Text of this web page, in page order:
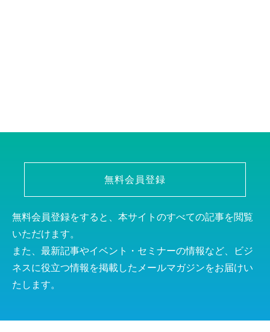
無料会員登録
無料会員登録をすると、本サイトのすべての記事を閲覧
いただけます。
また、最新記事やイベント・セミナーの情報など、ビジ
ネスに役立つ情報を掲載したメールマガジンをお届けい
たします。